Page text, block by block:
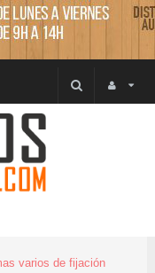
varios de fijación